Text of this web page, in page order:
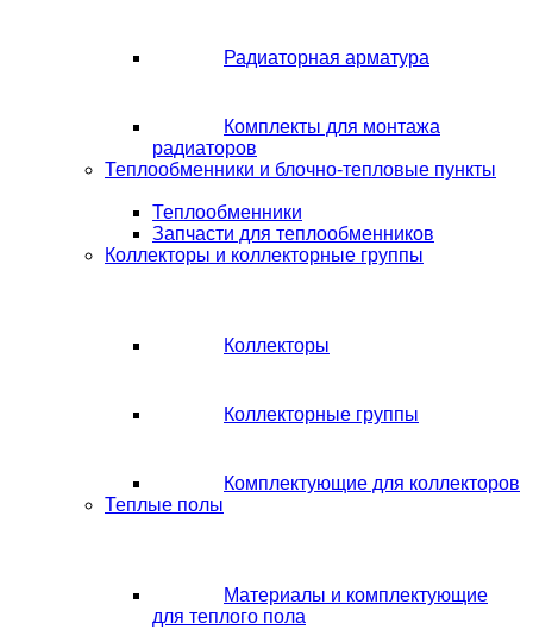
Радиаторная арматура
Комплекты для монтажа
радиаторов
Теплообменники и блочно-тепловые пункты
Теплообменники
Запчасти для теплообменников
Коллекторы и коллекторные группы
Коллекторы
Коллекторные группы
Комплектующие для коллекторов
Теплые полы
Материалы и комплектующие
для теплого пола